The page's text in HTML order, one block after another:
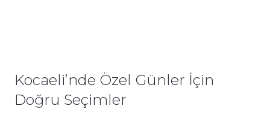
Kocaeli’nde Özel Günler İçin
Doğru Seçimler